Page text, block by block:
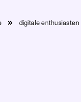
digitale enthusiasten